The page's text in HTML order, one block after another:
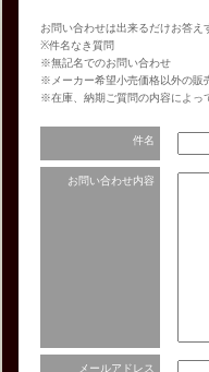
お問い合わせは出来るだけお答
※件名なき質問
※無記名でのお問い合わせ
※メーカー希望小売価格以外の販
※在庫、納期ご質問の内容によっ
件名
お問い合わせ内容
メールアドレス